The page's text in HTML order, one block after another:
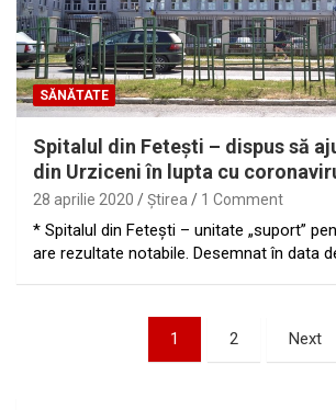
SĂNĂTATE
Spitalul din Feteşti – dispus să
din Urziceni în lupta cu
28 aprilie 2020 Ştirea 1 Comment
* Spitalul din Feteşti – unitate „suport”
are rezultate notabile. Desemnat în data
1 2 Next